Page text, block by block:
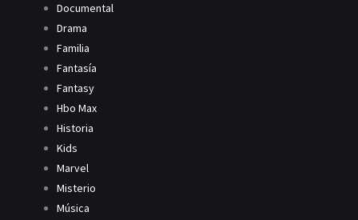
Documental
Drama
Familia
Fantasía
Fantasy
Hbo Max
Historia
Kids
Marvel
Misterio
Música